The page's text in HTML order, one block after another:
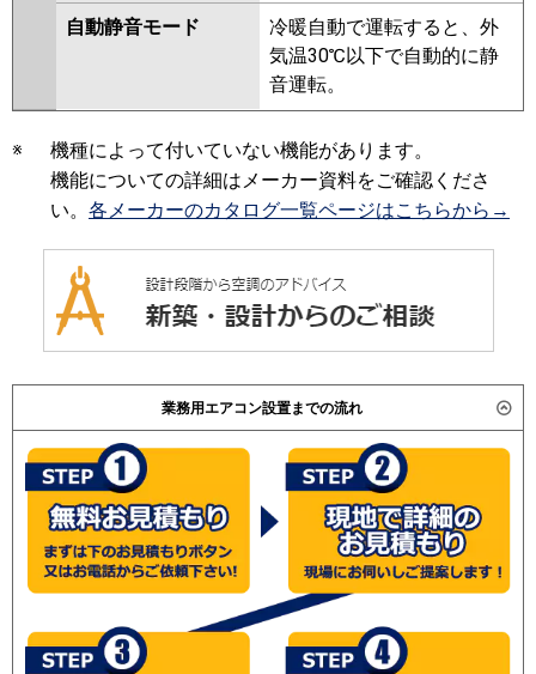
自動静音モード
冷暖自動で運転すると、外
気温30℃以下で自動的に静
音運転。
※
機種によって付いていない機能があります。
機能についての詳細はメーカー資料をご確認くださ
い。 各メーカーのカタログ一覧ページはこちらから→
業務用エアコン設置までの流れ